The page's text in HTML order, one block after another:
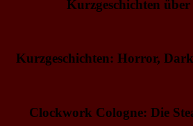
Kurzgeschichten
Kurzgeschichten: Horror,
Clockwork Cologne: Die